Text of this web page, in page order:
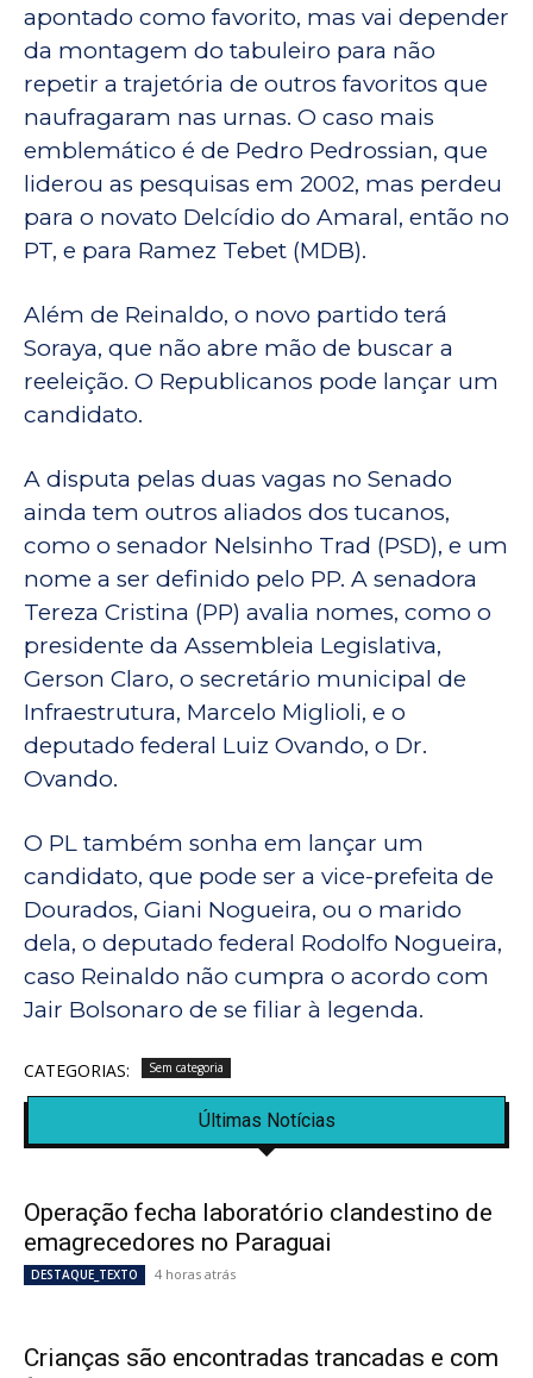
apontado como favorito, mas vai depender
da montagem do tabuleiro para não
repetir a trajetória de outros favoritos que
naufragaram nas urnas. O caso mais
emblemático é de Pedro Pedrossian, que
liderou as pesquisas em 2002, mas perdeu
para o novato Delcídio do Amaral, então no
PT, e para Ramez Tebet (MDB).
Além de Reinaldo, o novo partido terá
Soraya, que não abre mão de buscar a
reeleição. O Republicanos pode lançar um
candidato.
A disputa pelas duas vagas no Senado
ainda tem outros aliados dos tucanos,
como o senador Nelsinho Trad (PSD), e um
nome a ser definido pelo PP. A senadora
Tereza Cristina (PP) avalia nomes, como o
presidente da Assembleia Legislativa,
Gerson Claro, o secretário municipal de
Infraestrutura, Marcelo Miglioli, e o
deputado federal Luiz Ovando, o Dr.
Ovando.
O PL também sonha em lançar um
candidato, que pode ser a vice-prefeita de
Dourados, Giani Nogueira, ou o marido
dela, o deputado federal Rodolfo Nogueira,
caso Reinaldo não cumpra o acordo com
Jair Bolsonaro de se filiar à legenda.
CATEGORIAS: Sem categoria
Últimas Notícias
Operação fecha laboratório clandestino de
emagrecedores no Paraguai
DESTAQUE_TEXTO 4 horas atrás
Crianças são encontradas trancadas e com